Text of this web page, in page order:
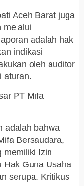
Aceh Barat juga
melalui
adalah hak
indikasi
oleh auditor
aturan.
PT Mifa
adalah bahwa
Bersaudara,
memiliki Izin
Hak Guna Usaha
serupa. Kritikus